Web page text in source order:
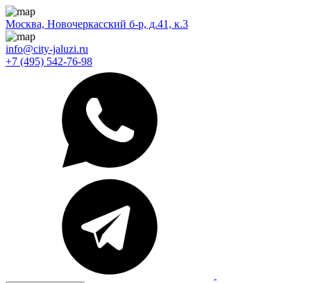
Москва, Новочеркасский б-р, д.41, к.3
info@city-jaluzi.ru
+7 (495) 542-76-98